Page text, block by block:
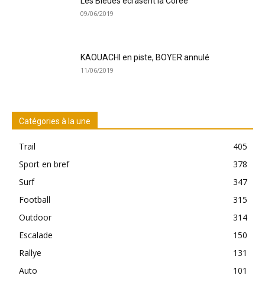
09/06/2019
KAOUACHI en piste, BOYER annulé
11/06/2019
Catégories à la une
Trail
405
Sport en bref
378
Surf
347
Football
315
Outdoor
314
Escalade
150
Rallye
131
Auto
101